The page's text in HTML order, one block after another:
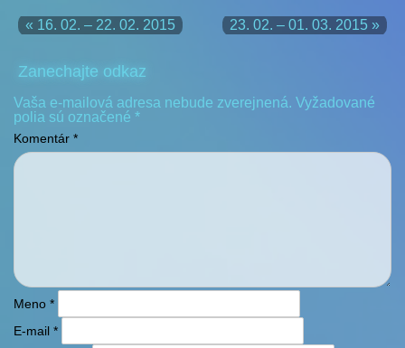
« 16. 02. – 22. 02. 2015 23. 02. – 01. 03. 2015 »
Zanechajte odkaz
Vaša e-mailová adresa nebude zverejnená. Vyžadované
polia sú označené *
Komentár *
Meno *
E-mail *